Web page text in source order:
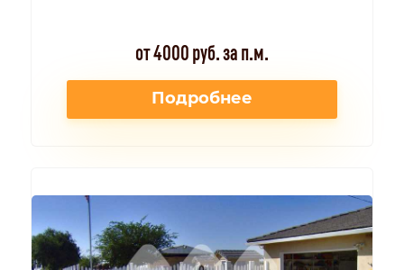
от 4000 руб. за п.м.
Подробнее